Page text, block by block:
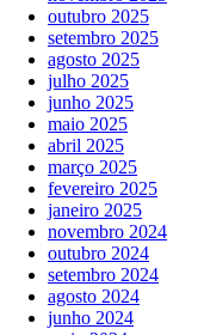
outubro 2025
setembro 2025
agosto 2025
julho 2025
junho 2025
maio 2025
abril 2025
março 2025
fevereiro 2025
janeiro 2025
novembro 2024
outubro 2024
setembro 2024
agosto 2024
junho 2024